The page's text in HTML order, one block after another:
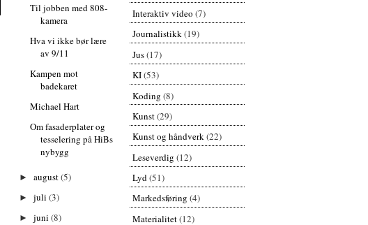
Til jobben med 808-
kamera
Hva vi ikke bør lære
av 9/11
Kampen mot
badekaret
Michael Hart
Om fasaderplater og
tesselering på HiBs
nybygg
► august(5)
► juli (3)
► juni (8)
Interaktiv video (7)
Journalistikk(19)
Jus(17)
KI(53)
Koding (8)
Kunst(29)
Kunst og håndverk(22)
Leseverdig (12)
Lyd(51)
Markedsføring (4)
Materialitet(12)